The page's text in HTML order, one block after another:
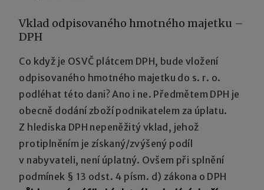
Vklad odpisovaného hmotného majetku –
DPH
Co když je OSVČ plátcem DPH, bude vložení
odpisovaného hmotného majetku do s. r. o.
podléhat této dani? Ano i ne. Předmětem DPH je
obecně dodání zboží podnikatelem za úplatu.
Z hlediska DPH nepeněžitý vklad, jehož
protiplněním je získaný/zvýšený podíl
v nabyvateli, není úplatný. Ovšem při splnění
podmínek § 13 odst. 4 písm. d) zákona o DPH